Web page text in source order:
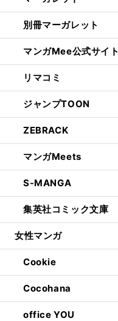
別冊マーガレット
マンガMee公式サイト
リマコミ
ジャンプTOON
ZEBRACK
マンガMeets
S-MANGA
集英社コミック文庫
女性マンガ
Cookie
Cocohana
office YOU